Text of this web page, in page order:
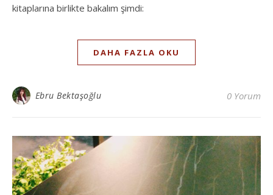
kitaplarına birlikte bakalım şimdi:
DAHA FAZLA OKU
Ebru Bektaşoğlu 0 Yorum